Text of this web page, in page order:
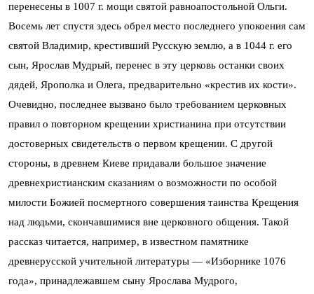
перенесены в 1007 г. мощи святой равноапостольной Ольги.
Восемь лет спустя здесь обрел место последнего упокоения сам
святой Владимир, крестивший Русскую землю, а в 1044 г. его
сын, Ярослав Мудрый, перенес в эту церковь останки своих
дядей, Ярополка и Олега, предварительно «крестив их кости».
Очевидно, последнее вызвано было требованием церковных
правил о повторном крещении христианина при отсутствии
достоверных свидетельств о первом крещении. С другой
стороны, в древнем Киеве придавали большое значение
древнехристианским сказаниям о возможности по особой
милости Божией посмертного совершения таинства Крещения
над людьми, скончавшимися вне церковного общения. Такой
рассказ читается, например, в известном памятнике
древнерусской учительной литературы — «Изборнике 1076
года», принадлежавшем сыну Ярослава Мудрого,